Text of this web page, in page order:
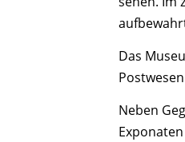
Das
Neben